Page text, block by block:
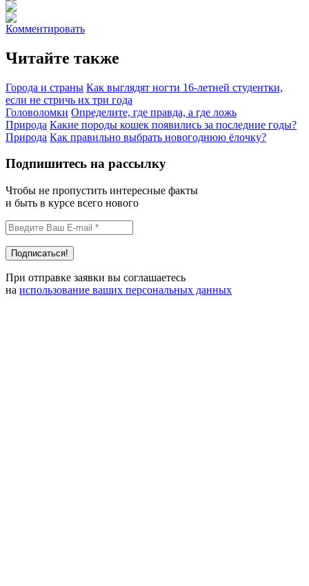
Комментировать
Читайте также
Города и страны Как выглядят ногти 16-летней студентки,
если не стричь их три года
Головоломки Определите, где правда, а где ложь
Природа Какие породы кошек появились за последние годы?
Природа Как правильно выбрать новогоднюю ёлочку?
Подпишитесь на рассылку
Чтобы не пропустить интересные факты
и быть в курсе всего нового
При отправке заявки вы соглашаетесь
на использование ваших персональных данных